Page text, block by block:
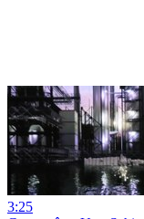
3:25